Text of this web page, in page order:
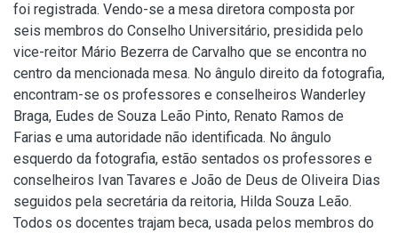
foi registrada. Vendo-se a mesa diretora composta por
seis membros do Conselho Universitário, presidida pelo
vice-reitor Mário Bezerra de Carvalho que se encontra no
centro da mencionada mesa. No ângulo direito da fotografia,
encontram-se os professores e conselheiros Wanderley
Braga, Eudes de Souza Leão Pinto, Renato Ramos de
Farias e uma autoridade não identificada. No ângulo
esquerdo da fotografia, estão sentados os professores e
conselheiros Ivan Tavares e João de Deus de Oliveira Dias
seguidos pela secretária da reitoria, Hilda Souza Leão.
Todos os docentes trajam beca, usada pelos membros do